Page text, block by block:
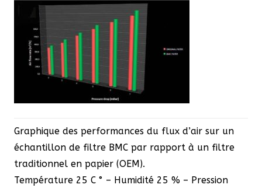
Graphique des performances du flux d’air sur un
échantillon de filtre BMC par rapport à un filtre
traditionnel en papier (OEM).
Température 25 C ° – Humidité 25 % – Pression